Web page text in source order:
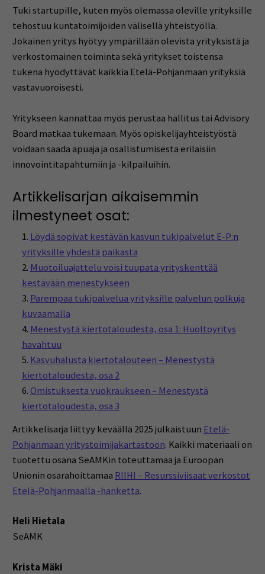
Tuki startupille, kuten myös olemassa oleville yrityksille
tehostuu kuntatoimijoiden välisellä yhteistyöllä.
Jokainen yritys hyötyy ympärillään olevista yrityksistä ja
verkostomainen toiminta sekä yritykset toistensa
tukena hyödyttävät kaikkia Etelä-Pohjanmaan yrityksiä
vastavuoroisesti.
Yritykseen kannattaa myös perustaa hallitus tai Advisory
Board matkaa tukemaan. Myös opiskelijayhteistyöstä
voidaan saada apuaja ja osallistumisesta erilaisiin
innovointitapahtumiin ja -kilpailuihin.
Artikkelisarjan aikaisemmin
ilmestyneet osat:
Löydä sopivat kestävän kasvun tukipalvelut E-P:n
yrityksille yhdestä paikasta
Muotoiluajattelu voisi tuupata yrityskenttää
kestävään menestykseen
Parempaa tukipalvelua yrityksille palvelun polkuja
kuvaamalla
Menestystä kiertotaloudesta, osa 1: Huoltoyritys
havahtuu
Kasvuhalusta kiertotalouteen – Menestystä
kiertotaloudesta, osa 2
Omistuksesta vuokraukseen – Menestystä
kiertotaloudesta, osa 3
Artikkelisarja liittyy keväällä 2025 julkaistuun Etelä-
Pohjanmaan yritystoimijakartastoon. Kaikki materiaali on
tuotettu osana SeAMKin toteuttamaa ja Euroopan
Unionin osarahoittamaa RIIHI – Resurssiviisaat verkostot
Etelä-Pohjanmaalla -hanketta.
Heli Hietala
SeAMK
Krista Mäki